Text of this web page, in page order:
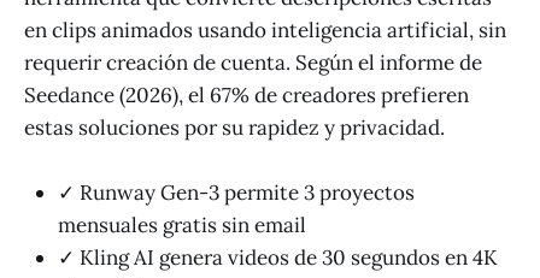
en clips animados usando inteligencia artificial, sin
requerir creación de cuenta. Según el informe de
Seedance (2026), el 67% de creadores prefieren
estas soluciones por su rapidez y privacidad.
✓ Runway Gen-3 permite 3 proyectos
mensuales gratis sin email
✓ Kling AI genera videos de 30 segundos en 4K